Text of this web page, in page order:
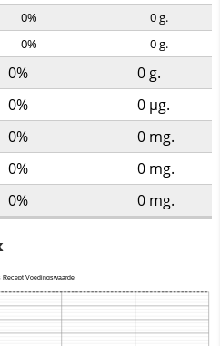
0% 0g.
0% 0g.
0% 0 g.
0% 0 µg.
0% 0 mg.
0% 0 mg.
0% 0 mg.